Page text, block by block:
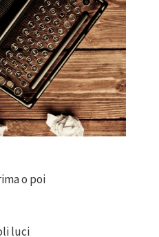
o poi
luci